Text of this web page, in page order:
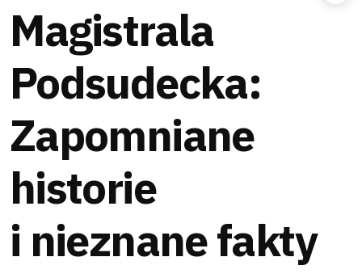
Magistrala
Podsudecka:
Zapomniane
historie
i nieznane fakty